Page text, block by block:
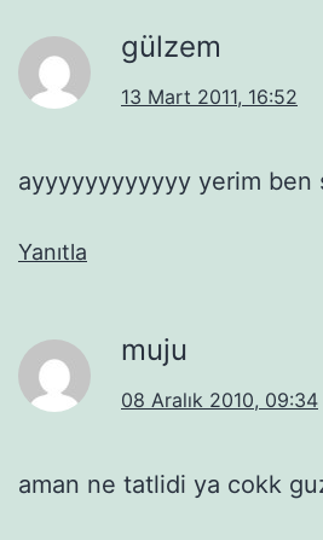
gülzem
13 Mart 2011, 16:52
ayyyyyyyyyyyy yerim ben
Yanıtla
muju
08 Aralık 2010, 09:34
aman ne tatlidi ya cokk